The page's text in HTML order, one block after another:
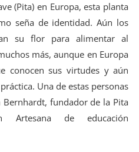
(Pita) en Europa, esta planta
seña de identidad. Aún los
su flor para alimentar al
más, aunque en Europa
conocen sus virtudes y aún
Una de estas personas
fundador de la Pita
Artesana de educación